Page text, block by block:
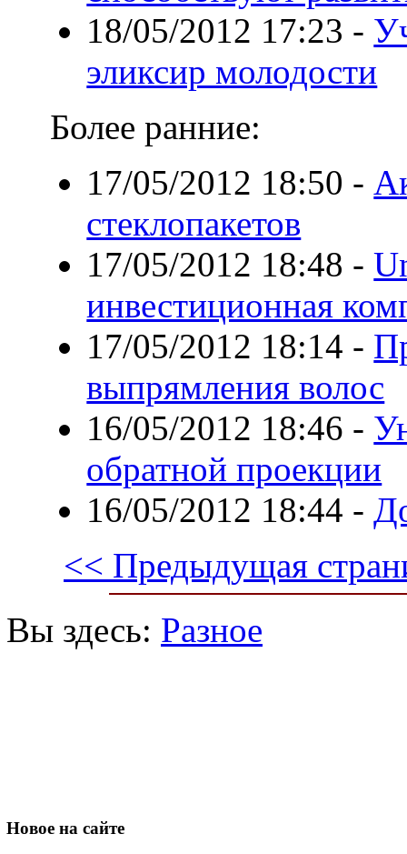
18/05/2012 17:23 -
эликсир молодости
Более ранние:
17/05/2012 18:50 -
стеклопакетов
17/05/2012 18:48 -
инвестиционная
17/05/2012 18:14 -
выпрямления волос
16/05/2012 18:46 -
обратной проекции
16/05/2012 18:44 -
<< Предыдущая
Вы здесь: Разное
Новое на сайте